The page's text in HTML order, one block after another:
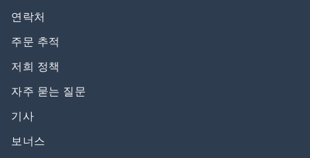
연락처
주문 추적
저희 정책
자주 묻는 질문
기사
보너스